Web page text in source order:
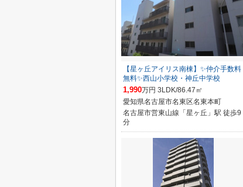
【星ヶ丘アイリス南棟】✨️仲介手数料
無料✨️西山小学校・神丘中学校
1,990万円 3LDK/86.47㎡
愛知県名古屋市名東区名東本町
名古屋市営東山線「星ヶ丘」駅 徒歩9
分